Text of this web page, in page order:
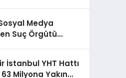
Medya
Suç Örgütü
İstanbul YHT Hattı
63 Milyona Yakın